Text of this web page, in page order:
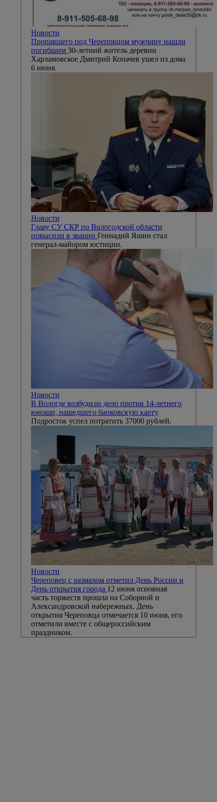
Новости
Пропавшего под Череповцом мужчину нашли
погибшим 30-летний житель деревни
Харламовское Дмитрий Копачев ушел из дома
6 июня.
Новости
Главу СУ СКР по Вологодской области
повысили в звании Геннадий Яшин стал
генерал-майором юстиции.
Новости
В Вологде возбудили дело против 14-летнего
юноши, нашедшего банковскую карту
Подросток успел потратить 37000 рублей.
Новости
Череповец с размахом отметил День России и
День открытия города 12 июня основная
часть торжеств прошла на Соборной и
Александровской набережных. День
открытия Череповца отмечается 10 июня, его
отметили вместе с общероссийским
праздником.